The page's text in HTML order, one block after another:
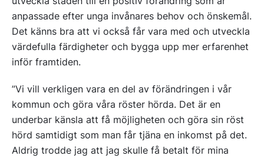
anpassade efter unga invånares behov och önskemål.
Det känns bra att vi också får vara med och utveckla
värdefulla färdigheter och bygga upp mer erfarenhet
inför framtiden.
”Vi vill verkligen vara en del av förändringen i vår
kommun och göra våra röster hörda. Det är en
underbar känsla att få möjligheten och göra sin röst
hörd samtidigt som man får tjäna en inkomst på det.
Aldrig trodde jag att jag skulle få betalt för mina